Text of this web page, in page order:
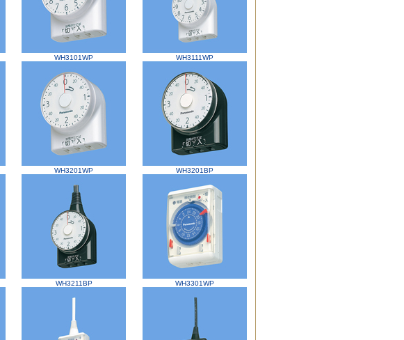
WH3101WP WH3111WP
WH3201WP WH3201BP
WH3211BP WH3301WP